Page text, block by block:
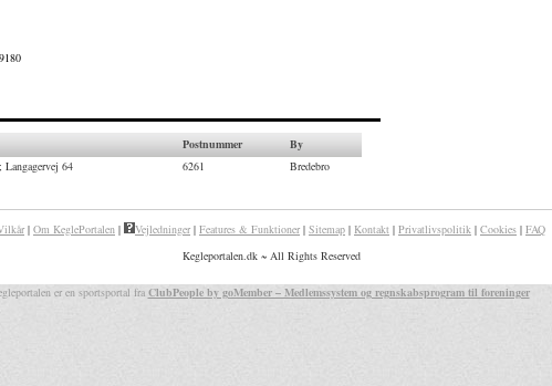
Postnummer
By
Langagervej 64 6261 Bredebro
| Om KeglePortalen | Vejledninger | Features & Funktioner | Sitemap | Kontakt | Privatlivspolitik | Cookies | FAQ
Kegleportalen.dk ~ All Rights Reserved
er en sportsportal fra ClubPeople by goMember – Medlemssystem og regnskabsprogram til foreninger